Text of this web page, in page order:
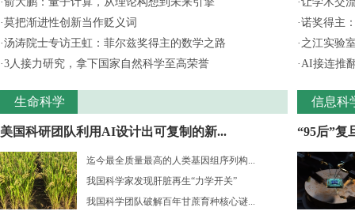
·莫把渐进性创新当作贬义词
·汤涛院士专访王虹：菲尔兹奖得主的数学之路
·3人接力研究，拿下国家自然科学至高荣誉
生命科学
美国科研团队利用AI设计出可复制的新...
迄今最全质量最高的人类基因组序列构...
我国科学家发现肝脏再生“力学开关”
我国科学团队破解百年甘蔗育种核心谜...
·诺奖得主
· 之江实验
·AI接连推
信息科
“95后”复